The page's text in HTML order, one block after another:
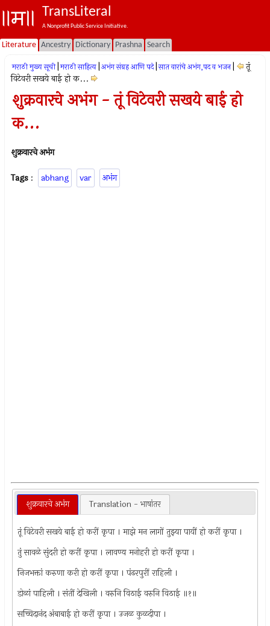
TransLiteral
A Nonprofit Public Service Initiative.
Literature Ancestry Dictionary Prashna Search
मराठी मुख्य सूची मराठी साहित्य अभंग संग्रह आणि पदे सात वारांचे अभंग,पद व भजन
तूं
विटेवरी सखये बाई हो क...
शुक्रवारचे अभंग - तूं विटेवरी सखये बाई हो
क...
शुक्रवारचे अभंग
Tags : abhang var अभंग
शुक्रवारचे अभंग Translation - भाषांतर
तूं विटेवरी सखये बाई हो करीं कृपा । माझे मन लागों तुझ्या पायीं हो करीं कृपा ।
तुं सावळे सुंदरी हो करीं कृपा । लावण्य मनोहरी हो करीं कृपा ।
निजभक्तां करुणा करी हो करीं कृपा । पंढरपुरीं राहिली ।
डोळां पाहिली । संतीं देखिली । वरुनि विठाई वरुनि विठाई ॥१॥
सच्चिदानंद अंबाबाई हो करीं कृपा । उजळ कुळदीपा ।